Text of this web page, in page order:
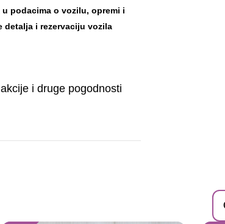
podacima o vozilu, opremi i
detalja i rezervaciju vozila
i druge pogodnosti